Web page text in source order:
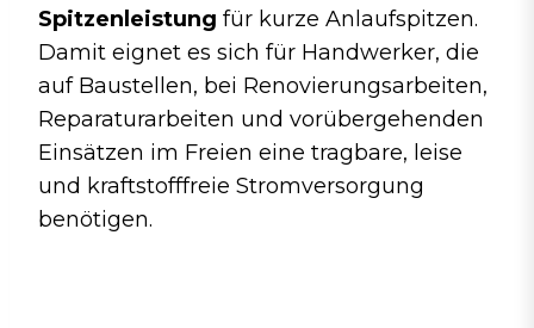
Spitzenleistung für kurze Anlaufspitzen.
Damit eignet es sich für Handwerker, die
auf Baustellen, bei Renovierungsarbeiten,
Reparaturarbeiten und vorübergehenden
Einsätzen im Freien eine tragbare, leise
und kraftstofffreie Stromversorgung
benötigen.